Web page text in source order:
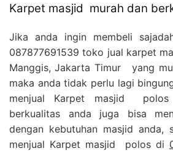
Karpet masjid murah dan
Jika anda ingin membeli
087877691539 toko jual karpet
Manggis, Jakarta Timur yang
maka anda tidak perlu lagi
menjual Karpet masjid
berkualitas anda juga bisa
dengan kebutuhan masjid anda,
menjual Karpet masjid polos di